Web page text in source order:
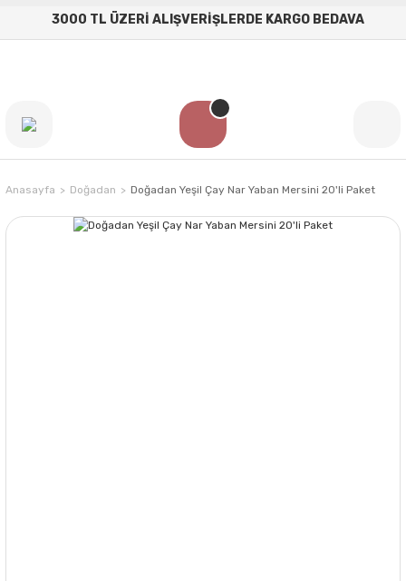
3000 TL ÜZERİ ALIŞVERİŞLERDE KARGO BEDAVA
Anasayfa Doğadan Doğadan Yeşil Çay Nar Yaban Mersini 20'li Paket